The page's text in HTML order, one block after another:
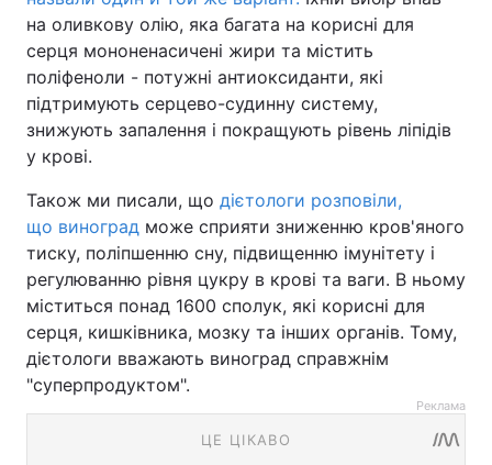
на оливкову олію, яка багата на корисні для
серця мононенасичені жири та містить
поліфеноли - потужні антиоксиданти, які
підтримують серцево-судинну систему,
знижують запалення і покращують рівень ліпідів
у крові.
Також ми писали, що дієтологи розповіли,
що виноград може сприяти зниженню кров'яного
тиску, поліпшенню сну, підвищенню імунітету і
регулюванню рівня цукру в крові та ваги. В ньому
міститься понад 1600 сполук, які корисні для
серця, кишківника, мозку та інших органів. Тому,
дієтологи вважають виноград справжнім
"суперпродуктом".
Реклама